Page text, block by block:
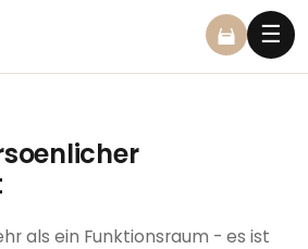
☰
als ein Funktionsraum - es ist